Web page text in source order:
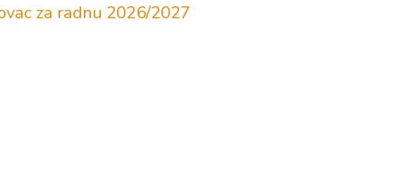
za radnu 2026/2027